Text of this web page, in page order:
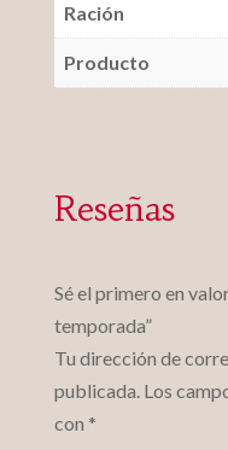
Ración
Producto
Reseñas
Sé el primero en
temporada”
Tu dirección de
publicada. Los
con *